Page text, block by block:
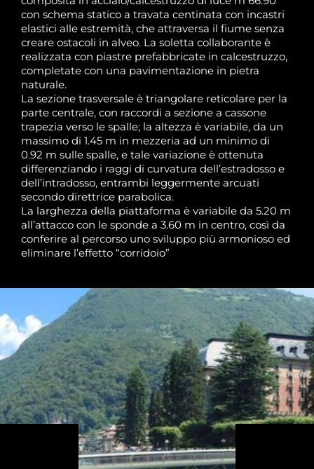
con schema statico a travata centinata con incastri
elastici alle estremità, che attraversa il fiume senza
creare ostacoli in alveo. La soletta collaborante è
realizzata con piastre prefabbricate in calcestruzzo,
completate con una pavimentazione in pietra
naturale.
La sezione trasversale è triangolare reticolare per la
parte centrale, con raccordi a sezione a cassone
trapezia verso le spalle; la altezza è variabile, da un
massimo di 1.45 m in mezzeria ad un minimo di
0.92 m sulle spalle, e tale variazione è ottenuta
differenziando i raggi di curvatura dell’estradosso e
dell’intradosso, entrambi leggermente arcuati
secondo direttrice parabolica.
La larghezza della piattaforma è variabile da 5.20 m
all’attacco con le sponde a 3.60 m in centro, così da
conferire al percorso uno sviluppo più armonioso ed
eliminare l’effetto “corridoio”